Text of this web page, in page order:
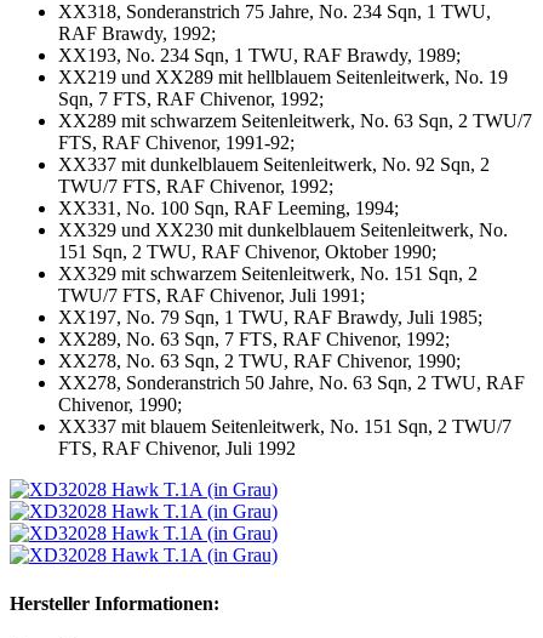
XX318, Sonderanstrich 75 Jahre, No. 234 Sqn, 1 TWU,
RAF Brawdy, 1992;
XX193, No. 234 Sqn, 1 TWU, RAF Brawdy, 1989;
XX219 und XX289 mit hellblauem Seitenleitwerk, No. 19
Sqn, 7 FTS, RAF Chivenor, 1992;
XX289 mit schwarzem Seitenleitwerk, No. 63 Sqn, 2 TWU/7
FTS, RAF Chivenor, 1991-92;
XX337 mit dunkelblauem Seitenleitwerk, No. 92 Sqn, 2
TWU/7 FTS, RAF Chivenor, 1992;
XX331, No. 100 Sqn, RAF Leeming, 1994;
XX329 und XX230 mit dunkelblauem Seitenleitwerk, No.
151 Sqn, 2 TWU, RAF Chivenor, Oktober 1990;
XX329 mit schwarzem Seitenleitwerk, No. 151 Sqn, 2
TWU/7 FTS, RAF Chivenor, Juli 1991;
XX197, No. 79 Sqn, 1 TWU, RAF Brawdy, Juli 1985;
XX289, No. 63 Sqn, 7 FTS, RAF Chivenor, 1992;
XX278, No. 63 Sqn, 2 TWU, RAF Chivenor, 1990;
XX278, Sonderanstrich 50 Jahre, No. 63 Sqn, 2 TWU, RAF
Chivenor, 1990;
XX337 mit blauem Seitenleitwerk, No. 151 Sqn, 2 TWU/7
FTS, RAF Chivenor, Juli 1992
Hersteller Informationen: